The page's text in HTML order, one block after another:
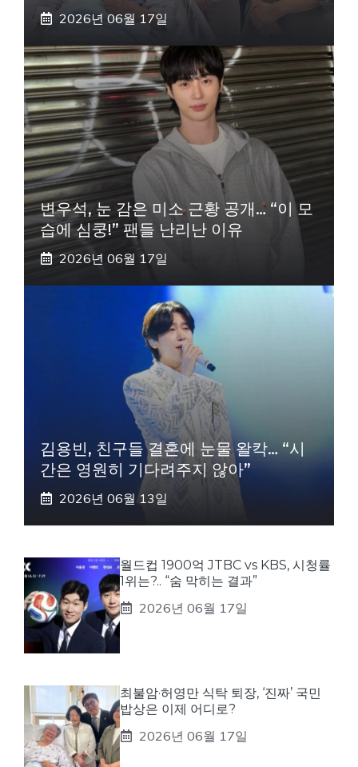
2026년 06월 17일
변우석, 눈 감은 미소 근황 공개… “이 모
습에 심쿵!” 팬들 난리난 이유
2026년 06월 17일
김용빈, 친구들 결혼에 눈물 왈칵… “시
간은 영원히 기다려주지 않아”
2026년 06월 13일
월드컵 1900억 JTBC vs KBS, 시청률
1위는?.. “숨 막히는 결과”
2026년 06월 17일
최불암·허영만 식탁 퇴장, ‘진짜’ 국민
밥상은 이제 어디로?
2026년 06월 17일